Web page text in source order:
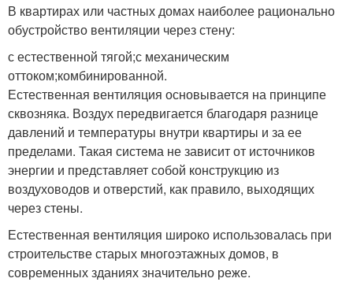
В квартирах или частных домах наиболее рационально
обустройство вентиляции через стену:
с естественной тягой;с механическим
оттоком;комбинированной.
Естественная вентиляция основывается на принципе
сквозняка. Воздух передвигается благодаря разнице
давлений и температуры внутри квартиры и за ее
пределами. Такая система не зависит от источников
энергии и представляет собой конструкцию из
воздуховодов и отверстий, как правило, выходящих
через стены.
Естественная вентиляция широко использовалась при
строительстве старых многоэтажных домов, в
современных зданиях значительно реже.